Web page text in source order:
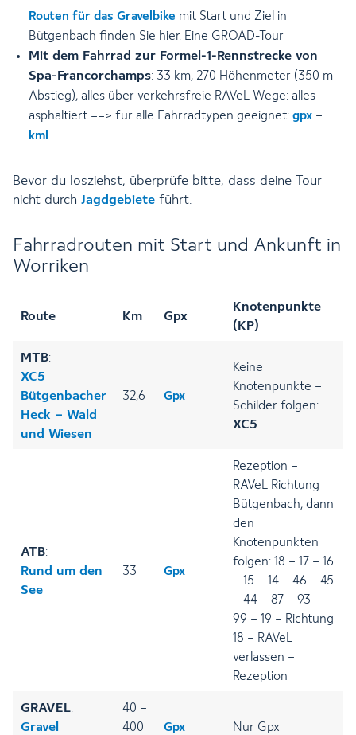
Routen für das Gravelbike mit Start und Ziel in
Bütgenbach finden Sie hier. Eine GROAD-Tour
Mit dem Fahrrad zur Formel-1-Rennstrecke von
Spa-Francorchamps: 33 km, 270 Höhenmeter (350 m
Abstieg), alles über verkehrsfreie RAVeL-Wege: alles
asphaltiert ==> für alle Fahrradtypen geeignet: gpx –
kml
Bevor du losziehst, überprüfe bitte, dass deine Tour
nicht durch Jagdgebiete führt.
Fahrradrouten mit Start und Ankunft in
Worriken
Route Km Gpx
Knotenpunkte
(KP)
MTB:
XC5
Bütgenbacher
Heck – Wald
und Wiesen
32,6 Gpx
Keine
Knotenpunkte –
Schilder folgen:
XC5
ATB:
Rund um den
See
33 Gpx
Rezeption –
RAVeL Richtung
Bütgenbach, dann
den
Knotenpunkten
folgen: 18 – 17 – 16
– 15 – 14 – 46 – 45
– 44 – 87 – 93 –
99 – 19 – Richtung
18 – RAVeL
verlassen –
Rezeption
GRAVEL:
Gravel
40 –
400
Gpx Nur Gpx